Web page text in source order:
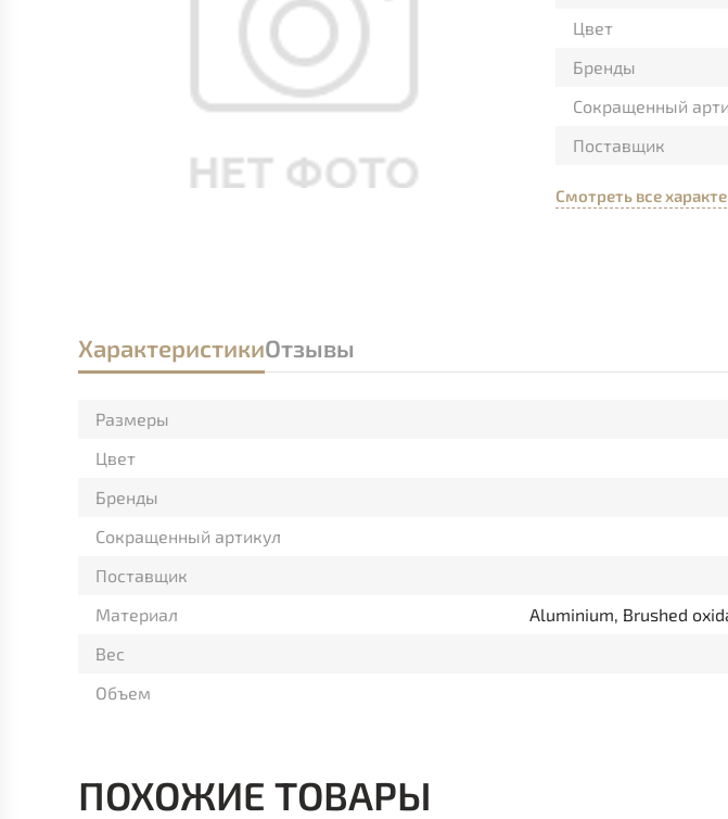
Цвет
Бренды
Сокращенный
Поставщик
Смотреть все
ХарактеристикиОтзывы
Размеры
Цвет
Бренды
Сокращенный артикул
Поставщик
Материал
Aluminium, Brushed
Вес
Объем
ПОХОЖИЕ ТОВАРЫ